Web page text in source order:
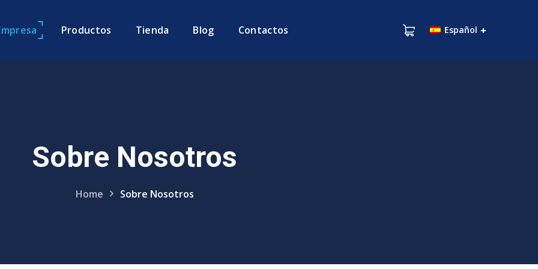
Productos Tienda Blog Contactos Español
Sobre Nosotros
Home Sobre Nosotros